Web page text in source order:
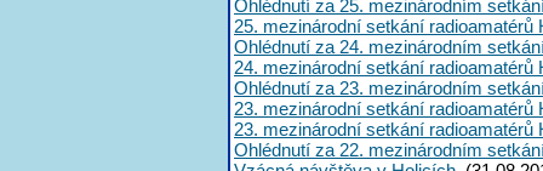
Ohlédnutí za 25. mezinárodním
25. mezinárodní setkání radioamatérů
Ohlédnutí za 24. mezinárodním
24. mezinárodní setkání radioamatérů
Ohlédnutí za 23. mezinárodním
23. mezinárodní setkání
23. mezinárodní setkání radioamatérů
Ohlédnutí za 22. mezinárodním